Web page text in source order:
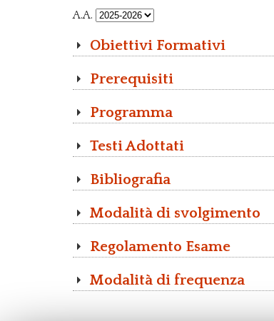
A.A.
Obiettivi Formativi
Prerequisiti
Programma
Testi Adottati
Bibliografia
Modalità di svolgimento
Regolamento Esame
Modalità di frequenza